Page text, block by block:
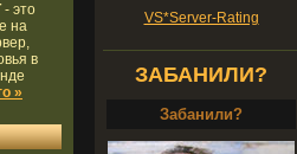
- это
на
в
»
VS*Server-Rating
ЗАБАНИЛИ?
Забанили?